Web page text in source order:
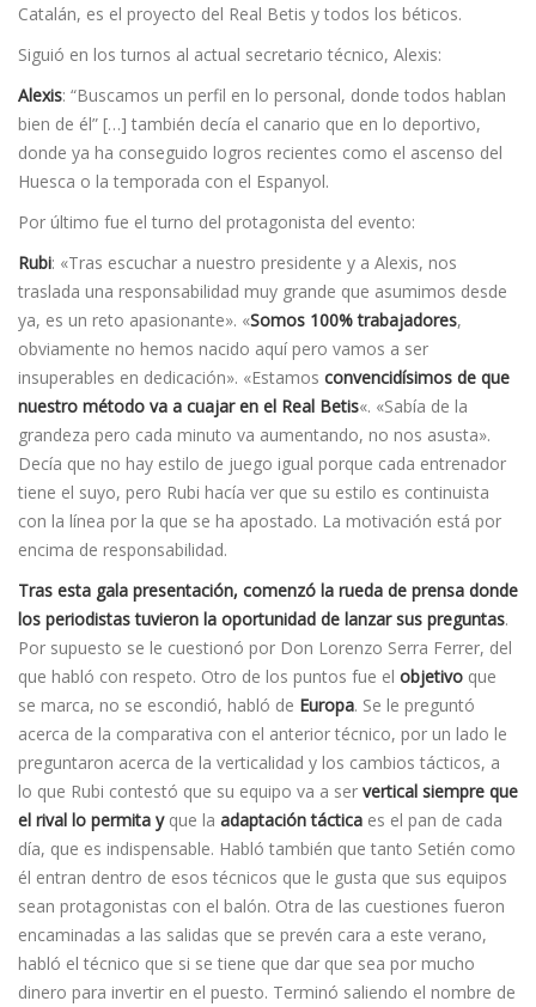
Catalán, es el proyecto del Real Betis y todos los béticos.
Siguió en los turnos al actual secretario técnico, Alexis:
Alexis: “Buscamos un perfil en lo personal, donde todos hablan
bien de él” […] también decía el canario que en lo deportivo,
donde ya ha conseguido logros recientes como el ascenso del
Huesca o la temporada con el Espanyol.
Por último fue el turno del protagonista del evento:
Rubi: «Tras escuchar a nuestro presidente y a Alexis, nos
traslada una responsabilidad muy grande que asumimos desde
ya, es un reto apasionante». «Somos 100% trabajadores,
obviamente no hemos nacido aquí pero vamos a ser
insuperables en dedicación». «Estamos convencidísimos de que
nuestro método va a cuajar en el Real Betis«. «Sabía de la
grandeza pero cada minuto va aumentando, no nos asusta».
Decía que no hay estilo de juego igual porque cada entrenador
tiene el suyo, pero Rubi hacía ver que su estilo es continuista
con la línea por la que se ha apostado. La motivación está por
encima de responsabilidad.
Tras esta gala presentación, comenzó la rueda de prensa donde
los periodistas tuvieron la oportunidad de lanzar sus preguntas.
Por supuesto se le cuestionó por Don Lorenzo Serra Ferrer, del
que habló con respeto. Otro de los puntos fue el objetivo que
se marca, no se escondió, habló de Europa. Se le preguntó
acerca de la comparativa con el anterior técnico, por un lado le
preguntaron acerca de la verticalidad y los cambios tácticos, a
lo que Rubi contestó que su equipo va a ser vertical siempre que
el rival lo permita y que la adaptación táctica es el pan de cada
día, que es indispensable. Habló también que tanto Setién como
él entran dentro de esos técnicos que le gusta que sus equipos
sean protagonistas con el balón. Otra de las cuestiones fueron
encaminadas a las salidas que se prevén cara a este verano,
habló el técnico que si se tiene que dar que sea por mucho
dinero para invertir en el puesto. Terminó saliendo el nombre de